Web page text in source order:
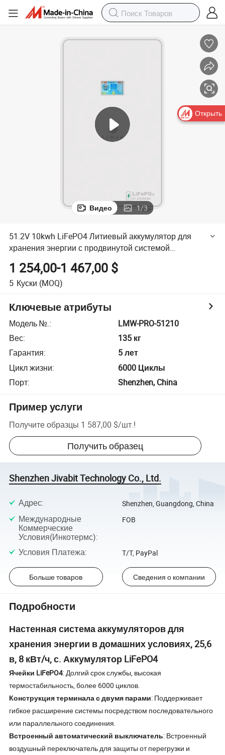
Видео 1/3
51.2V 10kwh LiFePO4 Литиевый аккумулятор для
хранения энергии с продвинутой системой
1 254,00-1 467,00 $
5 Куски (MOQ)
Ключевые атрибуты
Модель №.:
LMW-PRO-51210
Вес:
135 кг
Гарантия:
5 лет
Цикл жизни:
6000 Циклы
Порт: Shenzhen, China
Пример услуги
Получите образцы 1 587,00 $/шт.!
Получить образец
Shenzhen Jivabit Technology Co., Ltd.
Адрес: Shenzhen, Guangdong, China
Международные
Коммерческие
Условия(Инкотермс):
FOB
Условия Платежа: T/T, PayPal
Больше товаров Сведения о компании
Подробности
Настенная система аккумуляторов для
хранения энергии в домашних условиях, 25,6
в, 8 кВт/ч, с. Аккумулятор LiFePO4
Ячейки LiFePO4: Долгий срок службы, высокая
термостабильность, более 6000 циклов.
Конструкция терминала с двумя парами: Поддерживает
гибкое расширение системы посредством последовательного
или параллельного соединения.
Встроенный автоматический выключатель: Встроенный
воздушный переключатель для защиты от перегрузки и
Открыть